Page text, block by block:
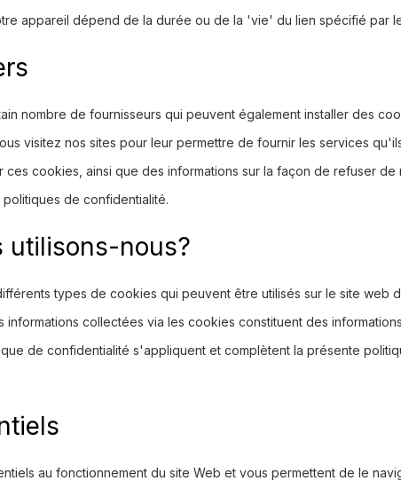
appareil dépend de la durée ou de la 'vie' du lien spécifié par
nombre de fournisseurs qui peuvent également installer des
visitez nos sites pour leur permettre de fournir les services
ces cookies, ainsi que des informations sur la façon de refuser
de confidentialité.
utilisons-nous?
types de cookies qui peuvent être utilisés sur le site web
informations collectées via les cookies constituent des
de confidentialité s'appliquent et complètent la présente
au fonctionnement du site Web et vous permettent de le